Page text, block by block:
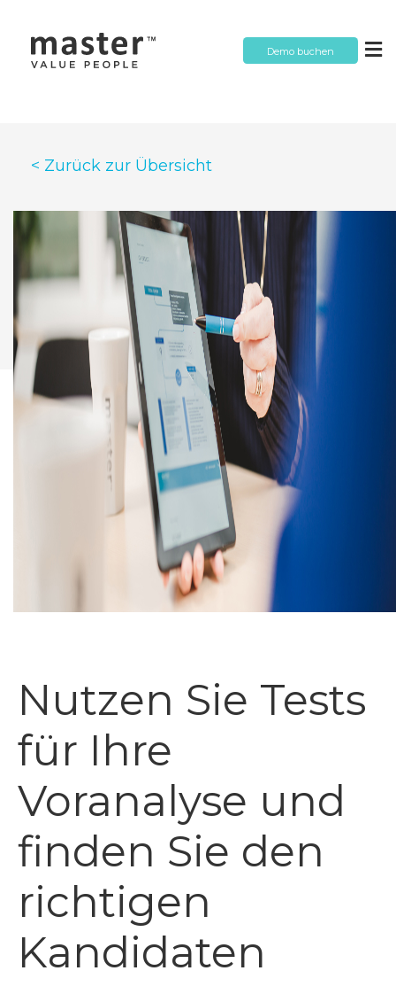
Demo buchen
< Zurück zur Übersicht
Nutzen Sie Tests
für Ihre
Voranalyse und
finden Sie den
richtigen
Kandidaten